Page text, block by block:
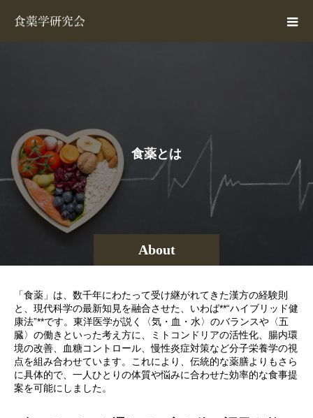
About
食薬とは
「食薬」は、数千年にわたって受け継がれてきた漢方の経験則
と、現代科学の最新知見を融合させた、いわば**“ハイブリッド健
康法”**です。東洋医学が説く〈気・血・水〉のバランスや〈五
臓〉の働きといった考え方に、ミトコンドリアの活性化、腸内環
境の改善、血糖コントロール、慢性炎症対策など分子栄養学の視
点を組み合わせています。これにより、伝統的な薬膳よりもさら
に具体的で、一人ひとりの体質や悩みに合わせた効率的な食事提
案を可能にしました。